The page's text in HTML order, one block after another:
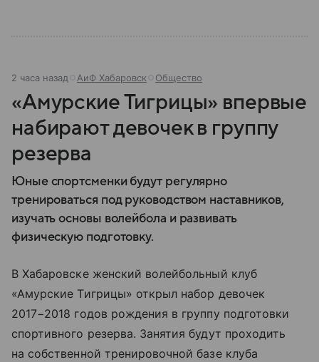
2 часа назад АиФ Хабаровск Общество
«Амурские Тигрицы» впервые
набирают девочек в группу
резерва
Юные спортсменки будут регулярно
тренироваться под руководством наставников,
изучать основы волейбола и развивать
физическую подготовку.
В Хабаровске женский волейбольный клуб
«Амурские Тигрицы» открыл набор девочек
2017−2018 годов рождения в группу подготовки
спортивного резерва. Занятия будут проходить
на собственной тренировочной базе клуба